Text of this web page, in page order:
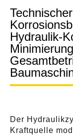
Hydraulik-
Der
Kraftquelle